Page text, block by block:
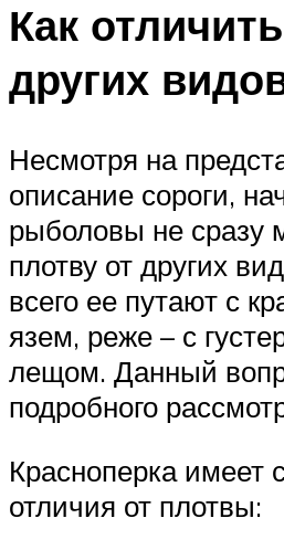
Как
других
Несмотря на
описание сороги,
рыболовы не сразу
плотву от других
всего ее путают с
язем, реже – с
лещом. Данный
подробного
Красноперка имеет
отличия от плотвы: